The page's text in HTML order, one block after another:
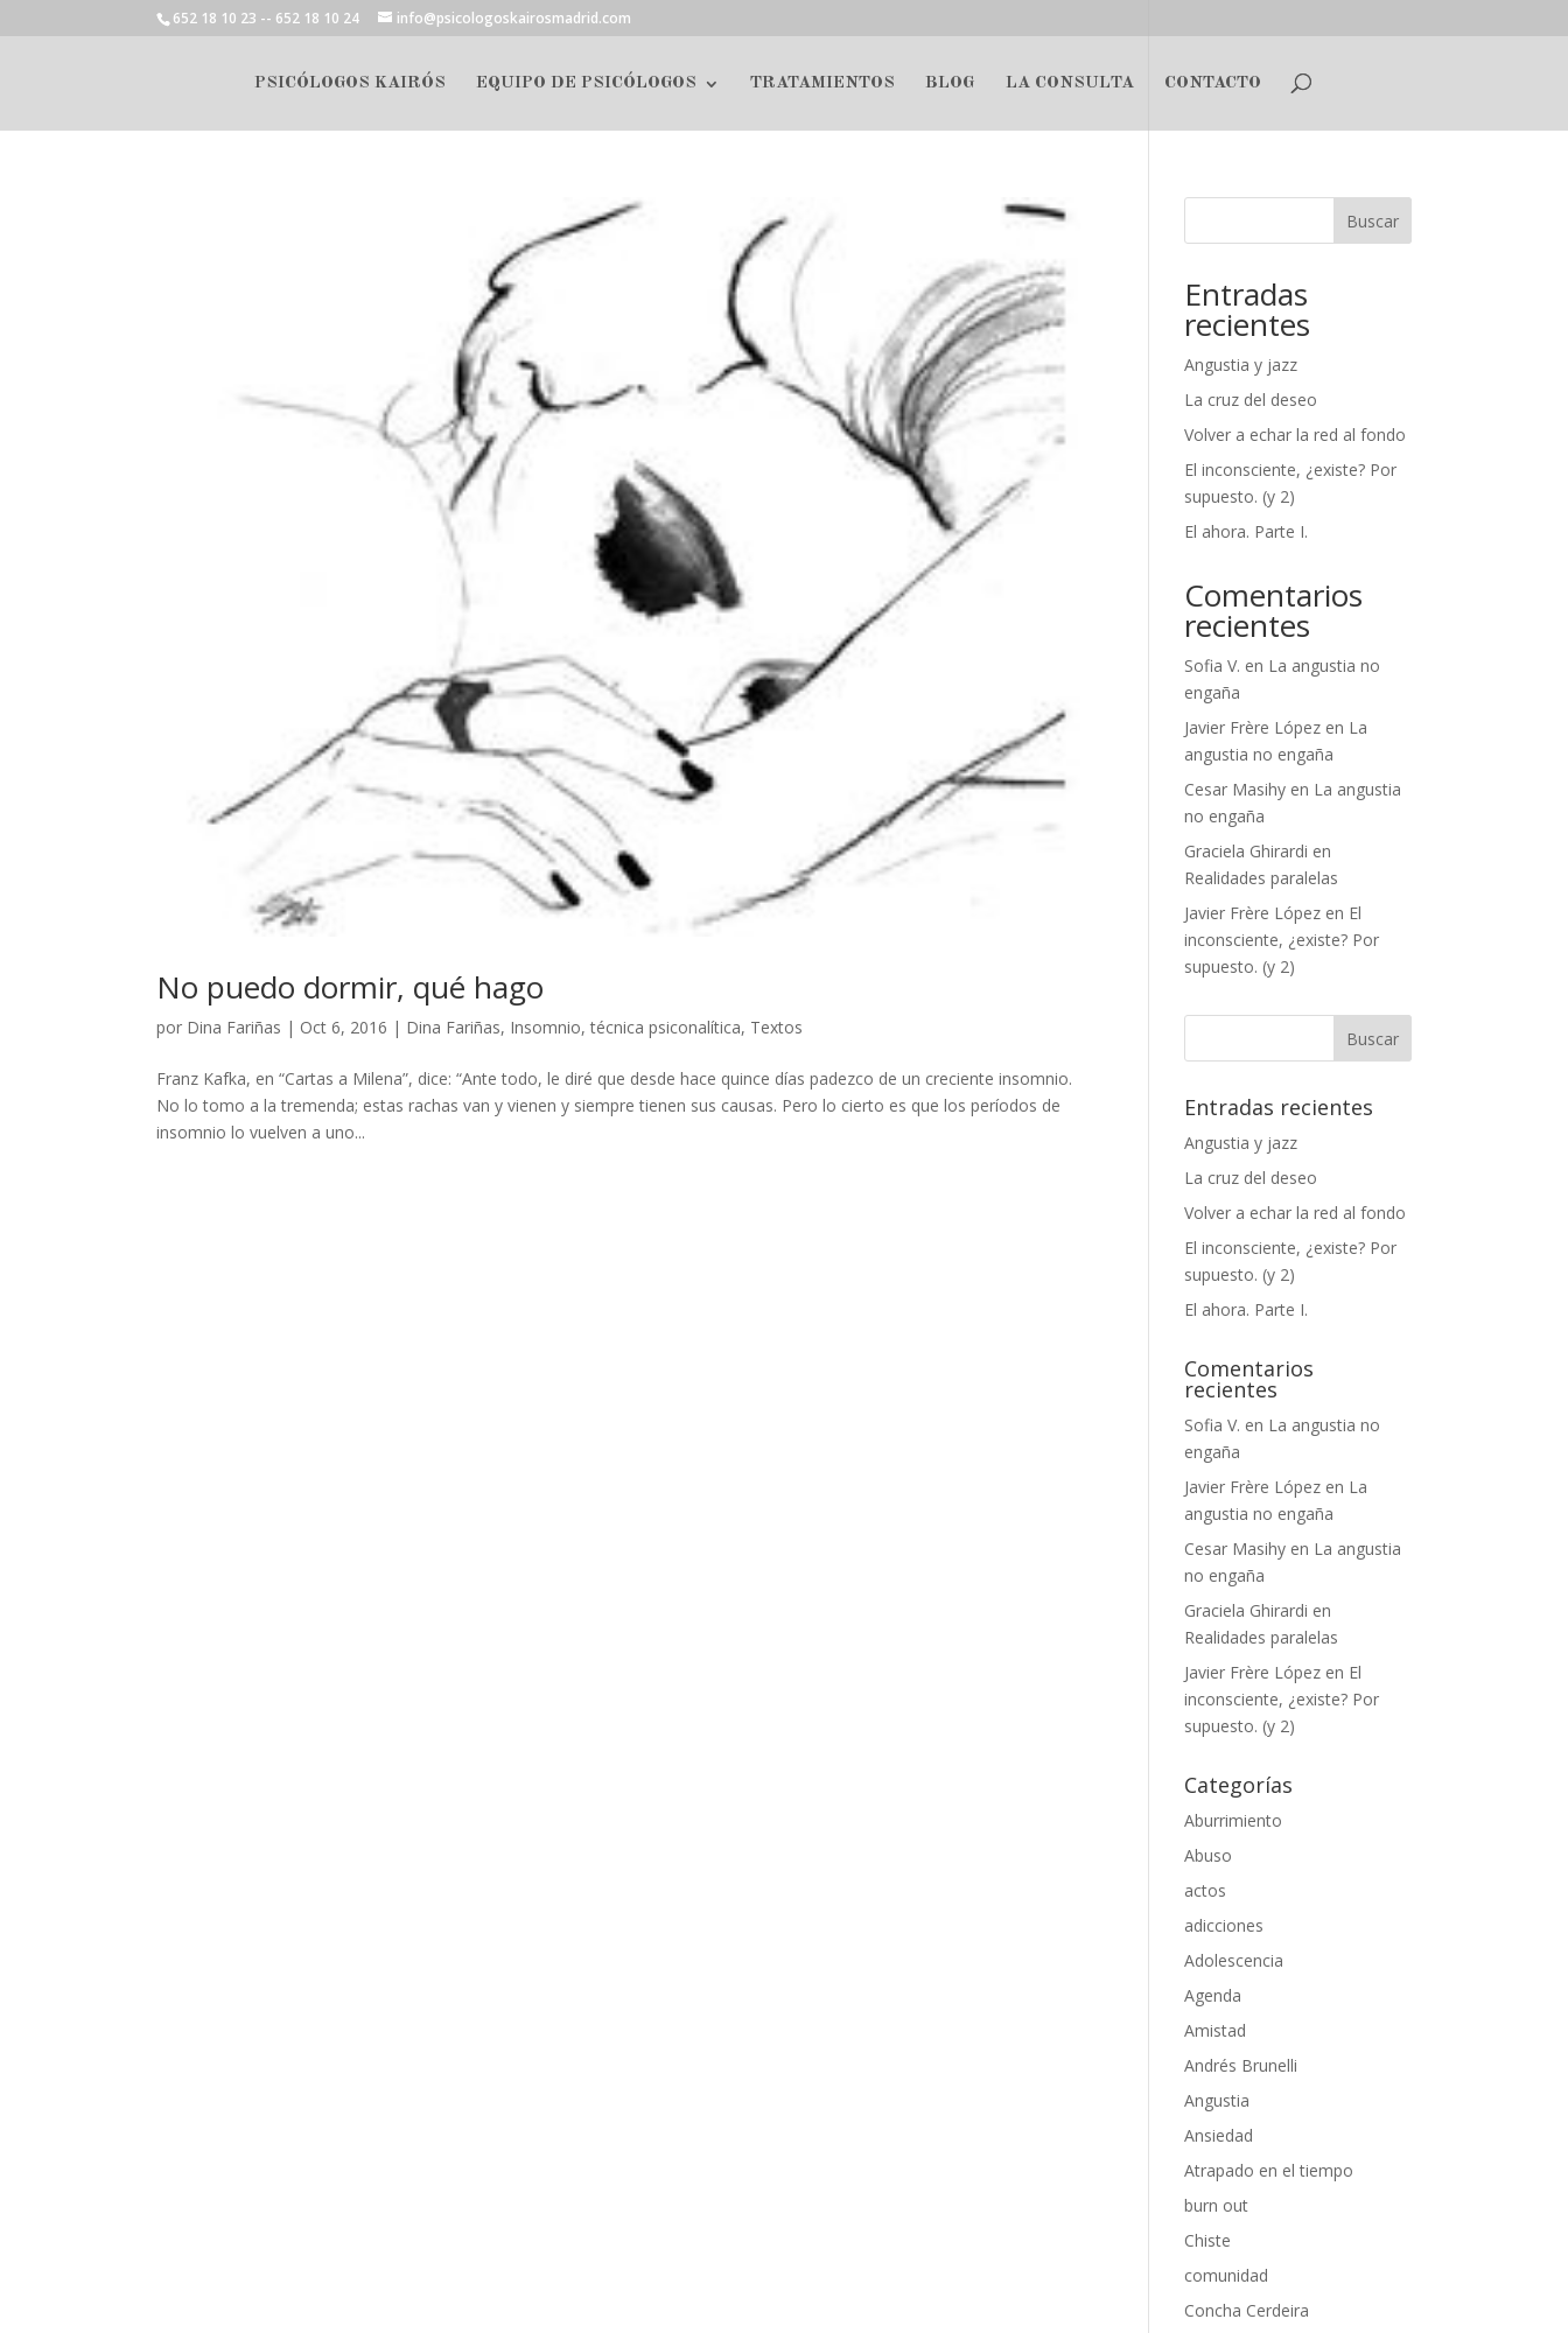
652 18 10 23 -- 652 18 10 24 info@psicologoskairosmadrid.com
PSICÓLOGOS KAIRÓS EQUIPO DE PSICÓLOGOS TRATAMIENTOS BLOG LA CONSULTA CONTACTO
No puedo dormir, qué hago
por Dina Fariñas | Oct 6, 2016 | Dina Fariñas, Insomnio,técnica psiconalítica, Textos
Franz Kafka, en “Cartas a Milena”, dice: “Ante todo, le diré que desde hace quince días padezco de un creciente insomnio.
No lo tomo a la tremenda; estas rachas van y vienen y siempre tienen sus causas. Pero lo cierto es que los períodos de
insomnio lo vuelven a uno...
Buscar
Entradas
recientes
Angustia y jazz
La cruz del deseo
Volver a echar la red al fondo
El inconsciente, ¿existe? Por
supuesto. (y 2)
El ahora. Parte I.
Comentarios
recientes
Sofia V. en La angustia no
engaña
Javier Frère López en La
angustia no engaña
Cesar Masihy en La angustia
no engaña
Graciela Ghirardi en
Realidades paralelas
Javier Frère López en El
inconsciente, ¿existe? Por
supuesto. (y 2)
Entradas recientes
Angustia y jazz
La cruz del deseo
Volver a echar la red al fondo
El inconsciente, ¿existe? Por
supuesto. (y 2)
El ahora. Parte I.
Comentarios
recientes
Sofia V. en La angustia no
engaña
Javier Frère López en La
angustia no engaña
Cesar Masihy en La angustia
no engaña
Graciela Ghirardi en
Realidades paralelas
Javier Frère López en El
inconsciente, ¿existe? Por
supuesto. (y 2)
Categorías
Aburrimiento
Abuso
actos
adicciones
Adolescencia
Agenda
Amistad
Andrés Brunelli
Angustia
Ansiedad
Atrapado en el tiempo
burn out
Chiste
comunidad
Concha Cerdeira